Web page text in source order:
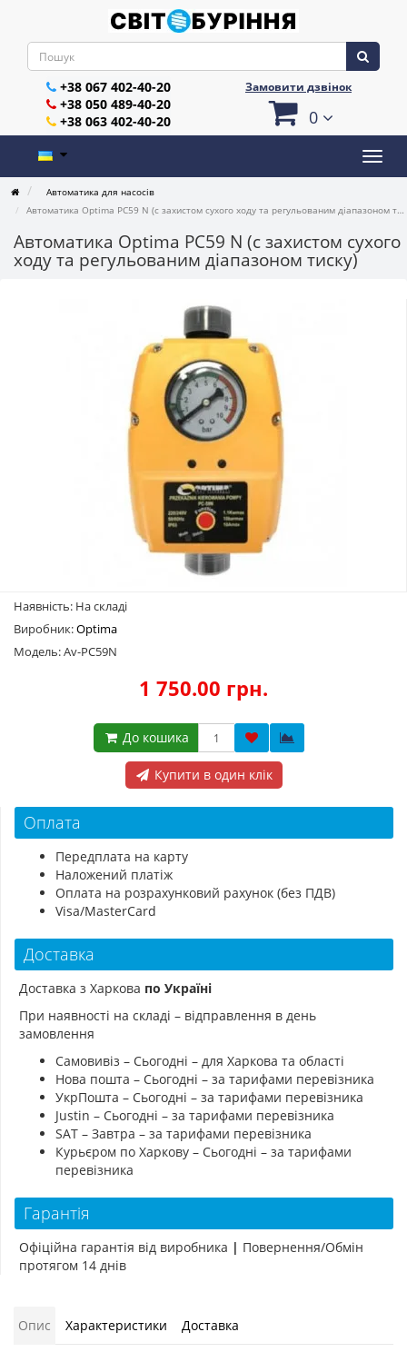
+38 067 402-40-20
+38 050 489-40-20
+38 063 402-40-20
Замовити дзвінок
0
Автоматика для насосів
Автоматика Optima PC59 N (c захистом сухого ходу та регульованим діапазоном тиску)
Автоматика Optima PC59 N (c захистом сухого
ходу та регульованим діапазоном тиску)
Наявність: На складі
Виробник:Optima
Модель: Av-PC59N
1 750.00 грн.
До кошика
Купити в один клік
Оплата
Передплата на карту
Наложений платіж
Оплата на розрахунковий рахунок (без ПДВ)
Visa/MasterCard
Доставка
Доставка з Харкова по Україні
При наявності на складі – відправлення в день
замовлення
Самовивіз – Сьогодні – для Харкова та області
Нова пошта – Сьогодні – за тарифами перевізника
УкрПошта – Сьогодні – за тарифами перевізника
Justin – Сьогодні – за тарифами перевізника
SAT – Завтра – за тарифами перевізника
Курьєром по Харкову – Сьогодні – за тарифами
перевізника
Гарантія
Офіційна гарантія від виробника | Повернення/Обмін
протягом 14 днів
Опис Характеристики Доставка